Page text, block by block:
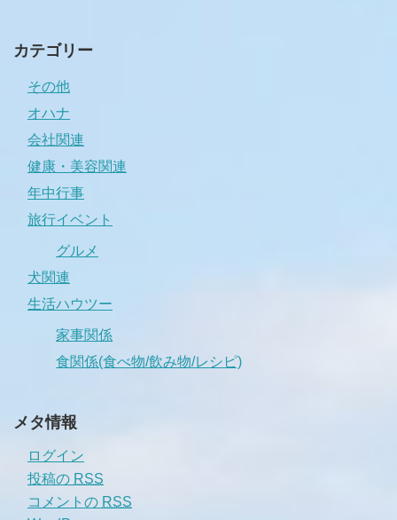
カテゴリー
その他
オハナ
会社関連
健康・美容関連
年中行事
旅行イベント
グルメ
犬関連
生活ハウツー
家事関係
食関係(食べ物/飲み物/レシピ)
メタ情報
ログイン
投稿の RSS
コメントの RSS